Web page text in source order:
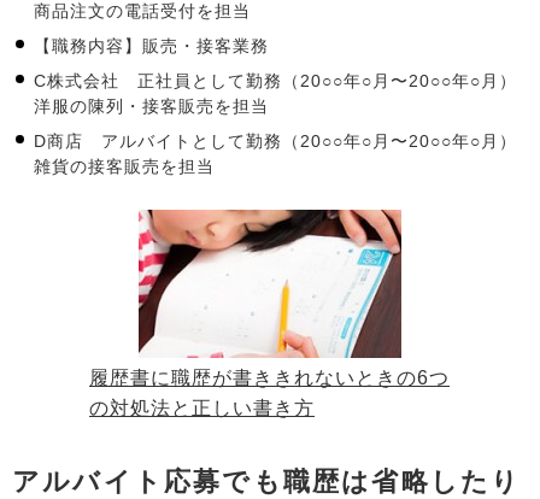
商品注文の電話受付を担当
【職務内容】販売・接客業務
C株式会社 正社員として勤務（20○○年○月〜20○○年○月）
洋服の陳列・接客販売を担当
D商店 アルバイトとして勤務（20○○年○月〜20○○年○月）
雑貨の接客販売を担当
履歴書に職歴が書ききれないときの6つ
の対処法と正しい書き方
アルバイト応募でも職歴は省略したり